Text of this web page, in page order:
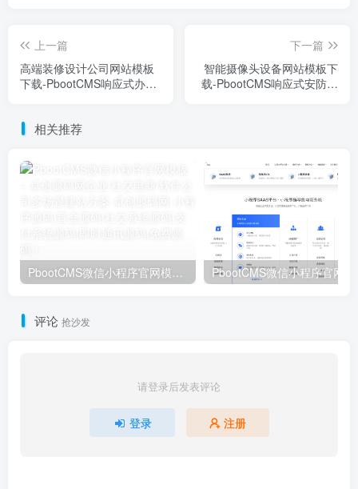
上一篇
高端装修设计公司网站模板
下载-PbootCMS响应式办公
下一篇
智能摄像头设备网站模板下
载-PbootCMS响应式安防监
相关推荐
PbootCMS微信小程序官网模板 – 卓创源码网企业/社交电商/软件公司多场景建站方案
评论 抢沙发
请登录后发表评论
登录 注册